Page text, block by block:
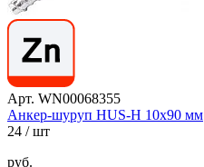
Арт. WN00068355
Анкер-шуруп HUS-H 10х90 мм
24 / шт
руб.